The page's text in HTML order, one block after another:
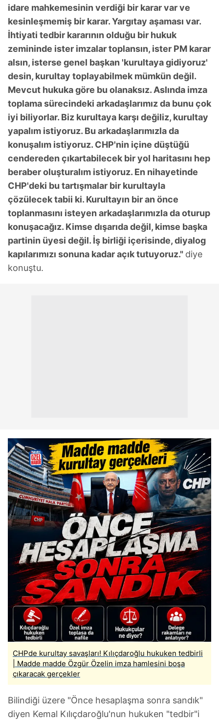
idare mahkemesinin verdiği bir karar var ve
kesinleşmemiş bir karar. Yargıtay aşaması var.
İhtiyati tedbir kararının olduğu bir hukuk
zemininde ister imzalar toplansın, ister PM karar
alsın, isterse genel başkan 'kurultaya gidiyoruz'
desin, kurultay toplayabilmek mümkün değil.
Mevcut hukuka göre bu olanaksız. Aslında imza
toplama sürecindeki arkadaşlarımız da bunu çok
iyi biliyorlar. Biz kurultaya karşı değiliz, kurultay
yapalım istiyoruz. Bu arkadaşlarımızla da
konuşalım istiyoruz. CHP'nin içine düştüğü
cendereden çıkartabilecek bir yol haritasını hep
beraber oluşturalım istiyoruz. En nihayetinde
CHP'deki bu tartışmalar bir kurultayla
çözülecek tabii ki. Kurultayın bir an önce
toplanmasını isteyen arkadaşlarımızla da oturup
konuşacağız. Kimse dışarıda değil, kimse başka
partinin üyesi değil. İş birliği içerisinde, diyalog
kapılarımızı sonuna kadar açık tutuyoruz." diye
konuştu.
CHPde kurultay savaşları! Kılıçdaroğlu hukuken tedbirli
| Madde madde Özgür Özelin imza hamlesini boşa
çıkaracak gerçekler
Bilindiği üzere "Önce hesaplaşma sonra sandık"
diyen Kemal Kılıçdaroğlu'nun hukuken "tedbir"i